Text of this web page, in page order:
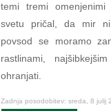
temi tremi omenjenimi
svetu pričal, da mir
povsod se moramo
rastlinami,
ohranjati.
Zadnja posodobitev: sreda, 8 julij